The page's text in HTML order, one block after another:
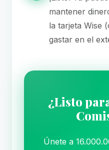
mantener
la tarjeta Wise
gastar en el
¿Listo
Únete a